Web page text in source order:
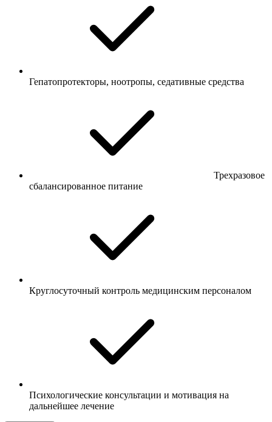
Гепатопротекторы, ноотропы, седативные средства
Трехразовое
сбалансированное питание
Круглосуточный контроль медицинским персоналом
Психологические консультации и мотивация на
дальнейшее лечение